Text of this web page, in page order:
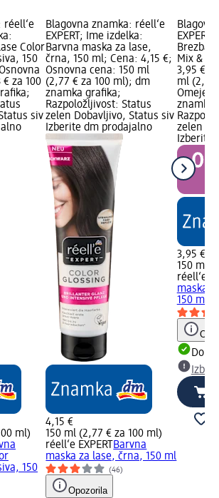
réell‘e
Color
150
za 100
siv
ml)
150
Blagovna znamka: réell‘e
EXPERT; Ime izdelka:
Barvna maska za lase,
črna, 150 ml; Cena: 4,15 €;
Osnovna cena: 150 ml
(2,77 € za 100 ml); dm
znamka grafika;
Razpoložljivost: Status
zelen Dobavljivo, Status siv
Izberite dm prodajalno
4,15 €
150 ml (2,77 € za 100 ml)
réell‘e EXPERT Barvna
maska za lase, črna, 150 ml
(46)
Opozorila
Mix &
3,95 €;
ml (2,63
znamka
zelen
Izberite
3,95 €
150 ml
réell‘e
maska
150 ml